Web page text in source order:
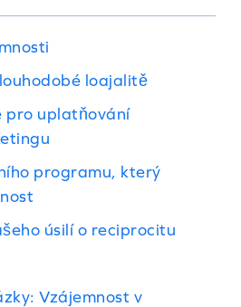
loajalitě
pro uplatňování
programu, který
úsilí o reciprocitu
Vzájemnost v